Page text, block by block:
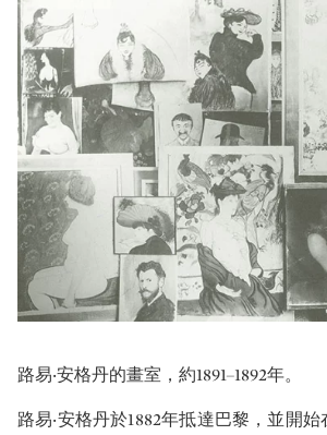
路易‧安格丹的畫室，約1891–1892年。
路易‧安格丹於1882年抵達巴黎，並開